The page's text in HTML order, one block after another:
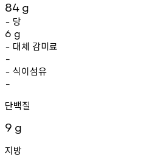
84 g
- 당
6 g
- 대체 감미료
-
- 식이섬유
-
단백질
9 g
지방